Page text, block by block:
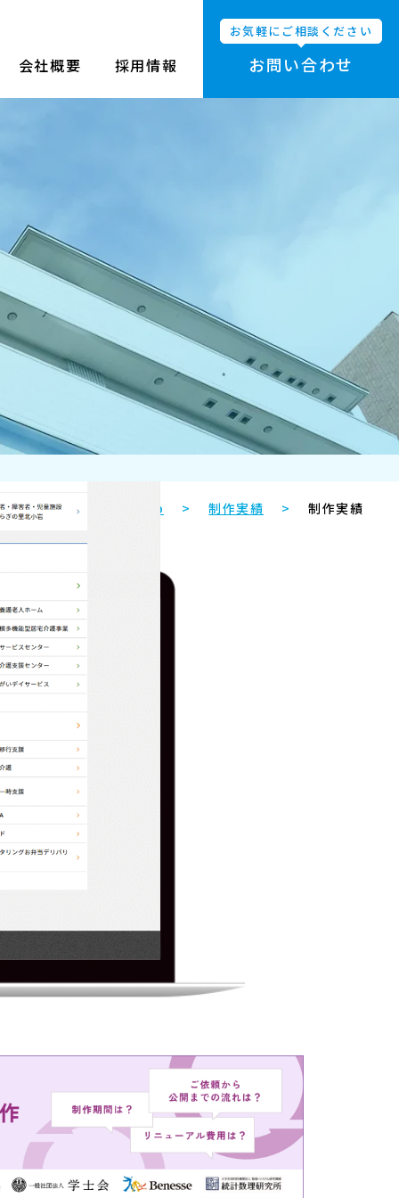
会社概要 採用情報
お気軽にご相談ください
お問い合わせ
Top 制作実績 制作実績